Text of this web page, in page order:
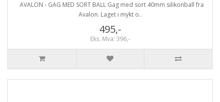
AVALON - GAG MED SORT BALL Gag med sort 40mm silikonball fra
Avalon. Laget i mykt o..
495,-
Eks. Mva: 396,-